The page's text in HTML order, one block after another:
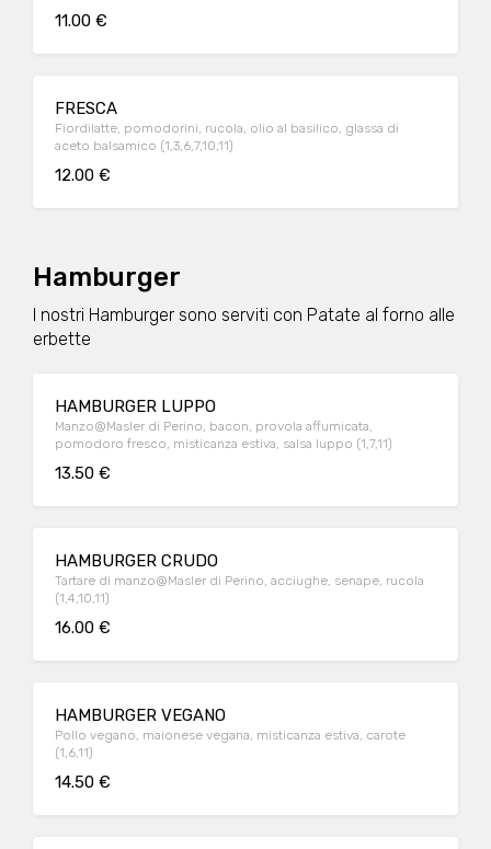
11.00 €
FRESCA
Fiordilatte, pomodorini, rucola, olio al basilico, glassa di
aceto balsamico (1,3,6,7,10,11)
12.00 €
Hamburger
I nostri Hamburger sono serviti con Patate al forno alle
erbette
HAMBURGER LUPPO
Manzo@Masler di Perino, bacon, provola affumicata,
pomodoro fresco, misticanza estiva, salsa luppo (1,7,11)
13.50 €
HAMBURGER CRUDO
Tartare di manzo@Masler di Perino, acciughe, senape, rucola
(1,4,10,11)
16.00 €
HAMBURGER VEGANO
Pollo vegano, maionese vegana, misticanza estiva, carote
(1,6,11)
14.50 €